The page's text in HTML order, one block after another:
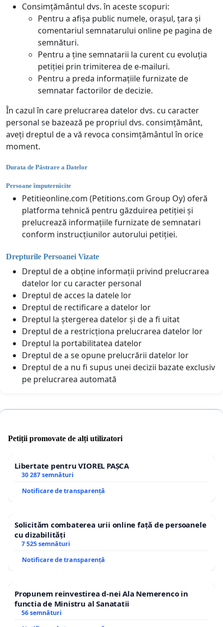
Consimțământul dvs. în aceste scopuri:
Pentru a afișa public numele, orașul, țara și
comentariul semnatarului online pe pagina de
semnături.
Pentru a ține semnatarii la curent cu evoluția
petiției prin trimiterea de e-mailuri.
Pentru a preda informațiile furnizate de
semnatar factorilor de decizie.
În cazul în care prelucrarea datelor dvs. cu caracter
personal se bazează pe propriul dvs. consimțământ,
aveți dreptul de a vă revoca consimțământul în orice
moment.
Durata de Păstrare a Datelor
Persoane împuternicite
Petitieonline.com (Petitions.com Group Oy) oferă
platforma tehnică pentru găzduirea petiției și
prelucrează informațiile furnizate de semnatari
conform instrucțiunilor autorului petiției.
Drepturile Persoanei Vizate
Dreptul de a obține informații privind prelucrarea
datelor lor cu caracter personal
Dreptul de acces la datele lor
Dreptul de rectificare a datelor lor
Dreptul la ștergerea datelor și de a fi uitat
Dreptul de a restricționa prelucrarea datelor lor
Dreptul la portabilitatea datelor
Dreptul de a se opune prelucrării datelor lor
Dreptul de a nu fi supus unei decizii bazate exclusiv
pe prelucrarea automată
Petiții promovate de alți utilizatori
Libertate pentru VIOREL PAȘCA
30 287 semnături
Notificare de transparență
Solicităm combaterea urii online față de persoanele
cu dizabilități
7 525 semnături
Notificare de transparență
Propunem reinvestirea d-nei Ala Nemerenco in
functia de Ministru al Sanatatii
56 semnături